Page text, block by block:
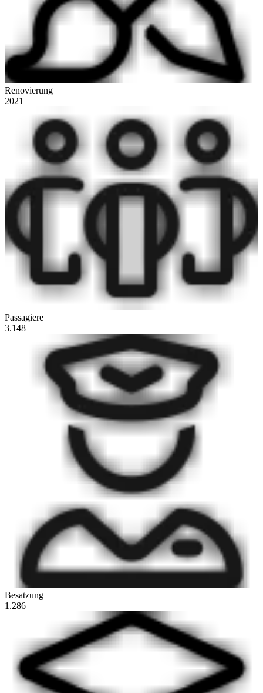
Renovierung
2021
Passagiere
3.148
Besatzung
1.286